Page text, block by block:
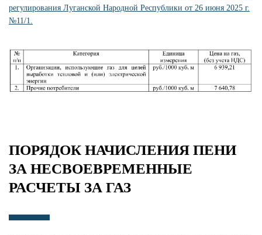
регулирования Луганской Народной Республики от 26 июня 2025 г.
№11/1.
ПОРЯДОК НАЧИСЛЕНИЯ ПЕНИ
ЗА НЕСВОЕВРЕМЕННЫЕ
РАСЧЕТЫ ЗА ГАЗ